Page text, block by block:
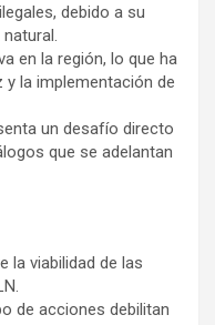
debido a su
en la región, lo que ha
la implementación de
un desafío directo
que se adelantan
la viabilidad de las
de acciones debilitan